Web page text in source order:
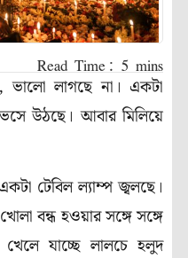
ভালো লাগছে না। একটা
উঠছে। আবার মিলিয়ে
টেবিল ল্যাম্প জ্বলছে।
বন্ধ হওয়ার সঙ্গে সঙ্গে
যাচ্ছে লালচে হলুদ